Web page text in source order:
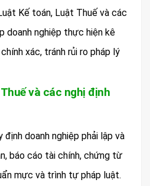
Kế toán, Luật Thuế và các
doanh nghiệp thực hiện kê
xác, tránh rủi ro pháp lý
và các nghị định
doanh nghiệp phải lập và
báo cáo tài chính, chứng từ
mực và trình tự pháp luật.